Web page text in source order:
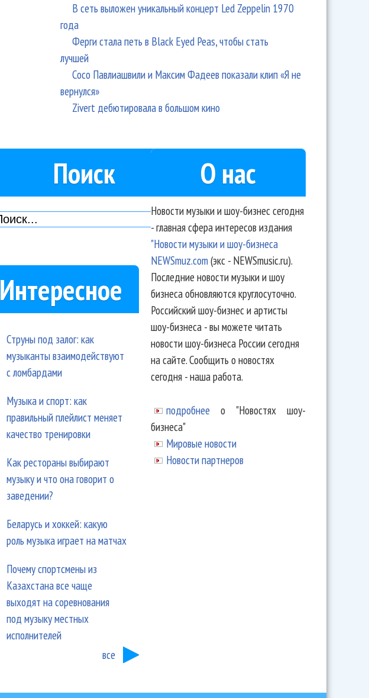
В сеть выложен уникальный концерт Led Zeppelin 1970
года
Ферги стала петь в Black Eyed Peas, чтобы стать
лучшей
Сосо Павлиашвили и Максим Фадеев показали клип «Я не
вернулся»
Zivert дебютировала в большом кино
Поиск
Интересное
Струны под залог: как
музыканты взаимодействуют
с ломбардами
Музыка и спорт: как
правильный плейлист меняет
качество тренировки
Как рестораны выбирают
музыку и что она говорит о
заведении?
Беларусь и хоккей: какую
роль музыка играет на матчах
Почему спортсмены из
Казахстана все чаще
выходят на соревнования
под музыку местных
исполнителей
все
О нас
Новости музыки и шоу-бизнес сегодня
- главная сфера интересов издания
"Новости музыки и шоу-бизнеса
NEWSmuz.com(экс - NEWSmusic.ru).
Последние новости музыки и шоу
бизнеса обновляются круглосуточно.
Российский шоу-бизнес и артисты
шоу-бизнеса - вы можете читать
новости шоу-бизнеса России сегодня
на сайте. Сообщить о новостях
сегодня - наша работа.
подробнее о "Новостях шоу-
бизнеса"
Мировые новости
Новости партнеров